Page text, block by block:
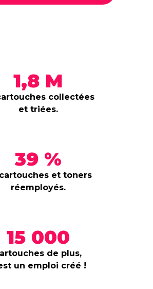
1,8 M
collectées
et triées.
39 %
et toners
réemployés.
15 000
de plus,
un emploi créé !